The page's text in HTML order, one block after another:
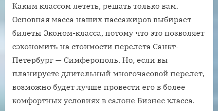
Каким классом лететь, решать только вам.
Основная масса наших пассажиров выбирает
билеты Эконом-класса, потому что это позволяет
сэкономить на стоимости перелета Санкт-
Петербург — Симферополь. Но, если вы
планируете длительный многочасовой перелет,
возможно будет лучше провести его в более
комфортных условиях в салоне Бизнес класса.